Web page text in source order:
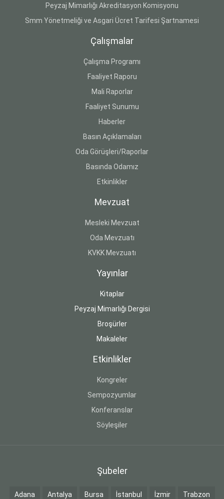
Peyzaj Mimarlığı Akreditasyon Komisyonu
Smm Yönetmeliği ve Asgari Ücret Tarifesi Şartnamesi
Çalışmalar
Çalışma Programı
Faaliyet Raporu
Mali Raporlar
Faaliyet Sunumu
Haberler
Basın Açıklamaları
Oda Görüşleri/Raporlar
Basında Odamız
Etkinlikler
Mevzuat
Mesleki Mevzuat
Oda Mevzuatı
KVKK Mevzuatı
Yayınlar
Kitaplar
Peyzaj Mimarlığı Dergisi
Broşürler
Makaleler
Etkinlikler
Kongreler
Sempozyumlar
Konferanslar
Söyleşiler
Şubeler
Adana Antalya Bursa İstanbul İzmir Trabzon